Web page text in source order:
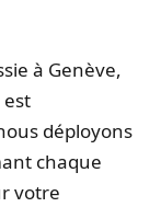
à Genève,
déployons
chaque
votre